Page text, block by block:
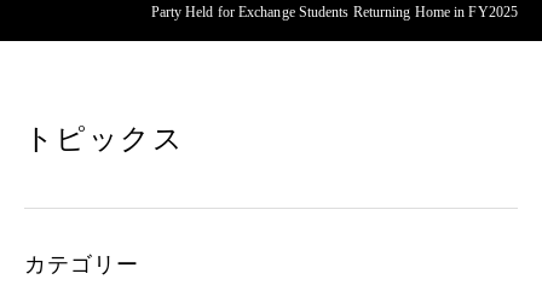
Party Held for Exchange Students Returning Home in FY2025
トピックス
カテゴリー